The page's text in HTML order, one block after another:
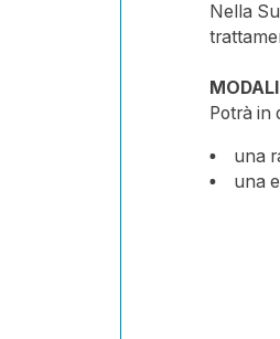
Nella
Potrà in
una
una